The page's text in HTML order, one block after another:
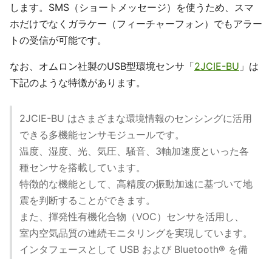
します。SMS（ショートメッセージ）を使うため、スマ
ホだけでなくガラケー（フィーチャーフォン）でもアラー
トの受信が可能です。
なお、オムロン社製のUSB型環境センサ「2JCIE-BU 」は
下記のような特徴があります。
2JCIE-BU はさまざまな環境情報のセンシングに活用
できる多機能センサモジュールです。
温度、湿度、光、気圧、騒音、3軸加速度といった各
種センサを搭載しています。
特徴的な機能として、高精度の振動加速に基づいて地
震を判断することができます。
また、揮発性有機化合物（VOC）センサを活用し、
室内空気品質の連続モニタリングを実現しています。
インタフェースとして USB および Bluetooth® を備